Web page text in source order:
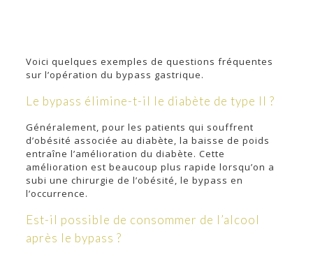
Voici quelques exemples de questions fréquentes
sur l’opération du bypass gastrique.
Le bypass élimine-t-il le diabète de type II ?
Généralement, pour les patients qui souffrent
d’obésité associée au diabète, la baisse de poids
entraîne l’amélioration du diabète. Cette
amélioration est beaucoup plus rapide lorsqu’on a
subi une chirurgie de l’obésité, le bypass en
l’occurrence.
Est-il possible de consommer de l’alcool
après le bypass ?